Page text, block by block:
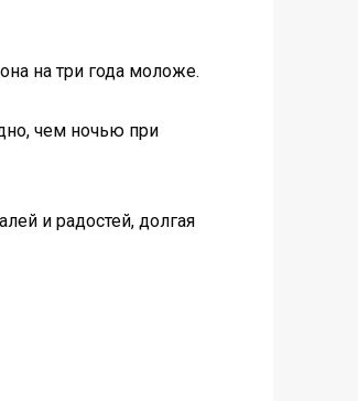
на три года моложе.
чем ночью при
и радостей, долгая